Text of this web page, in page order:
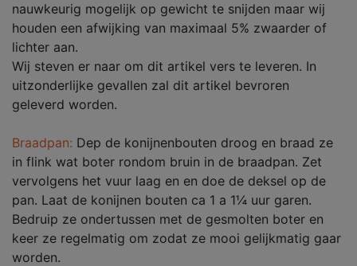
nauwkeurig mogelijk op gewicht te snijden maar wij
houden een afwijking van maximaal 5% zwaarder of
lichter aan.
Wij steven er naar om dit artikel vers te leveren. In
uitzonderlijke gevallen zal dit artikel bevroren
geleverd worden.
Braadpan: Dep de konijnenbouten droog en braad ze
in flink wat boter rondom bruin in de braadpan. Zet
vervolgens het vuur laag en en doe de deksel op de
pan. Laat de konijnen bouten ca 1 a 1¼ uur garen.
Bedruip ze ondertussen met de gesmolten boter en
keer ze regelmatig om zodat ze mooi gelijkmatig gaar
worden.